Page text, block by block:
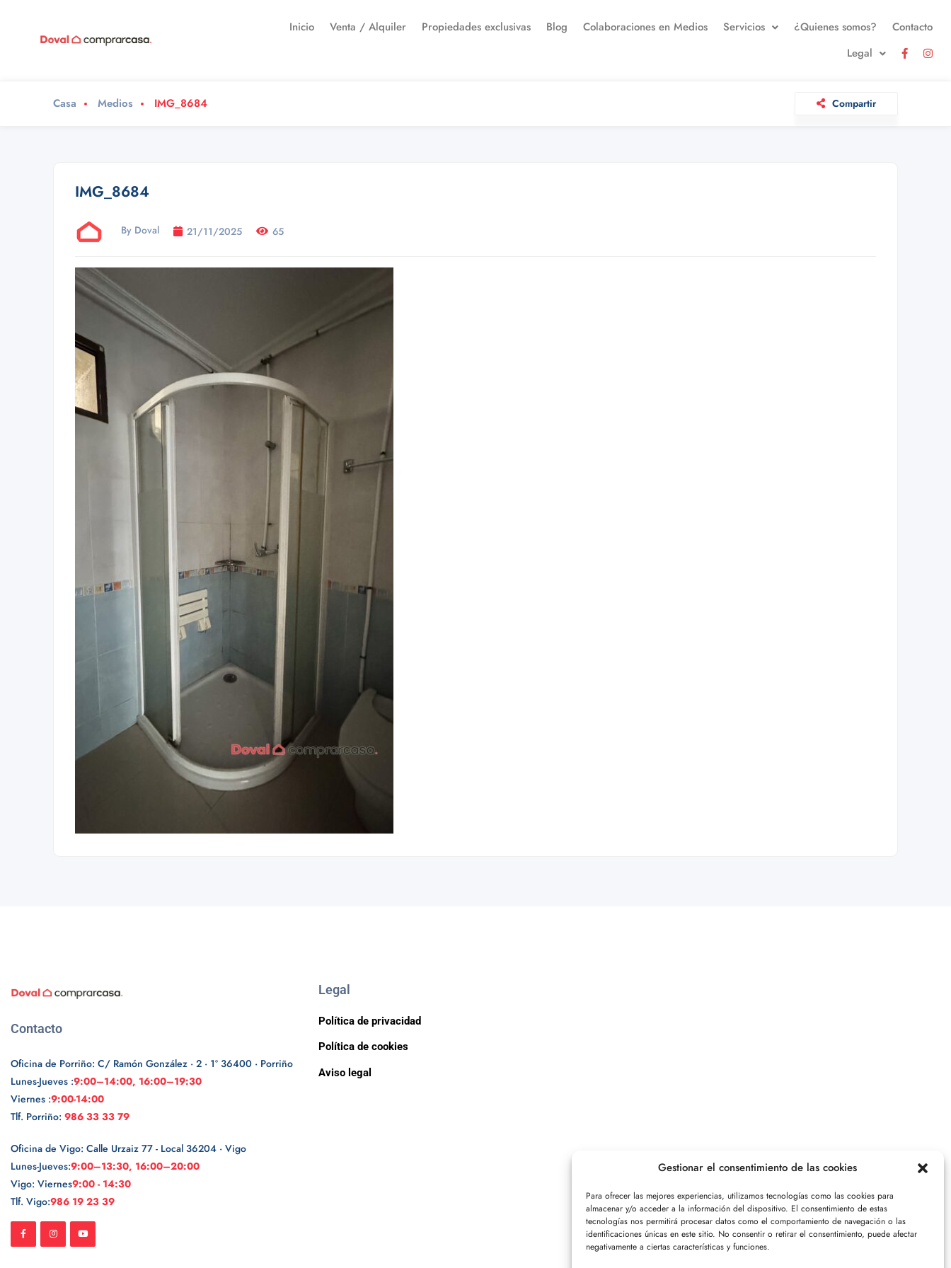
Gestionar el consentimiento de las cookies
Para ofrecer las mejores experiencias, utilizamos tecnologías como las cookies para
almacenar y/o acceder a la información del dispositivo. El consentimiento de estas
tecnologías nos permitirá procesar datos como el comportamiento de navegación o las
identificaciones únicas en este sitio. No consentir o retirar el consentimiento, puede afectar
negativamente a ciertas características y funciones.
Inicio Venta / Alquiler Propiedades exclusivas Blog Colaboraciones en Medios Servicios ¿Quienes somos?
Contacto
Legal
Casa Medios IMG_8684 Compartir
IMG_8684
By Doval 21/11/2025 65
Contacto
Oficina de Porriño: C/ Ramón González · 2 · 1º 36400 · Porriño
Lunes-Jueves :9:00–14:00, 16:00–19:30
Viernes :9:00-14:00
Tlf. Porriño: 986 33 33 79
Oficina de Vigo: Calle Urzaiz 77 - Local 36204 · Vigo
Lunes-Jueves:9:00–13:30, 16:00–20:00
Vigo: Viernes9:00 - 14:30
Tlf. Vigo:986 19 23 39
Legal
Política de privacidad
Política de cookies
Aviso legal